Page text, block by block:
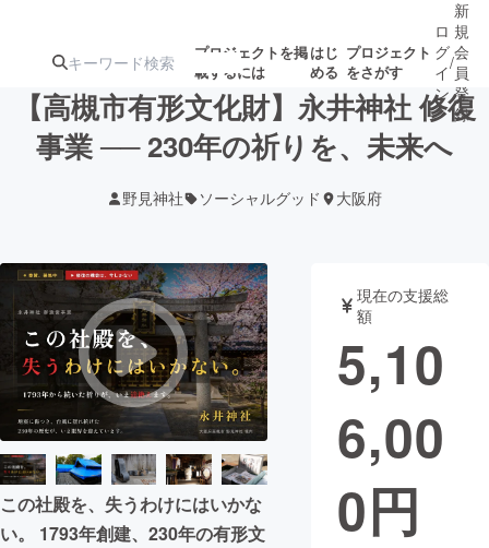
プロジェクトを掲
載するには
はじ
める
プロジェクト
をさがす
ターン
注目の新着プロ
ジェクト
募集終了が近いプ
ロジェクト
アート・写真 音楽
テクノロジー・ガジェット ゲーム・サ
映像・映画
ビジネス・起業
まちづくり・地域活性化
ロ
グ
イ
ン
/
新
規
会
員
登
録
【高槻市有形文化財】永井神社 修復
事業 ── 230年の祈りを、未来へ
野見神社 ソーシャルグッド 大阪府
この社殿を、失うわけにはいかな
い。 1793年創建、230年の有形文
現在の支援総
額
5,10
6,00
0円